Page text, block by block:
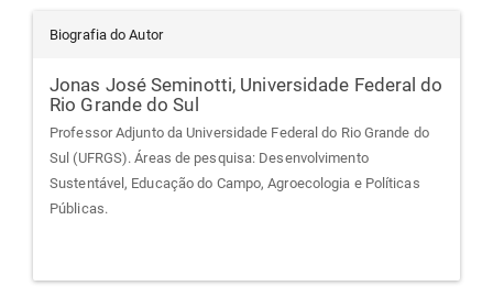
Biografia do Autor
Jonas José Seminotti, Universidade Federal do
Rio Grande do Sul
Professor Adjunto da Universidade Federal do Rio Grande do
Sul (UFRGS). Áreas de pesquisa: Desenvolvimento
Sustentável, Educação do Campo, Agroecologia e Políticas
Públicas.